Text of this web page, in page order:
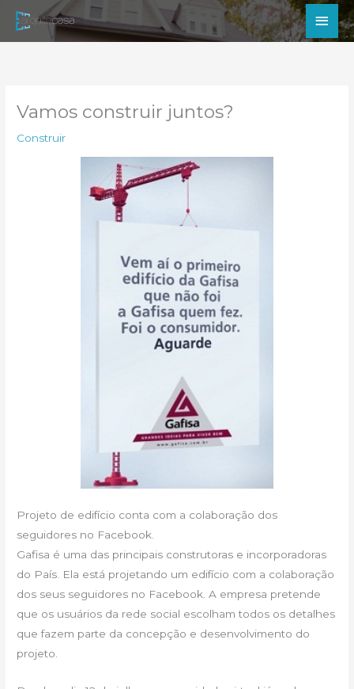
para
Vamos construir juntos?
Construir
Projeto de edifício conta com a colaboração dos
seguidores no Facebook.
Gafisa é uma das principais construtoras e incorporadoras
do País. Ela está projetando um edifício com a colaboração
dos seus seguidores no Facebook. A empresa pretende
que os usuários da rede social escolham todos os detalhes
que fazem parte da concepção e desenvolvimento do
projeto.